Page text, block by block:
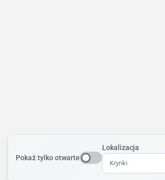
Pokaż tylko otwarte
Lokalizacja
Krynki